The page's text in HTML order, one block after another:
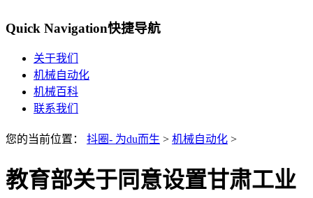
Quick Navigation快捷导航
关于我们
机械自动化
机械百科
联系我们
您的当前位置： 抖圈- 为du而生 > 机械自动化 >
教育部关于同意设置甘肃工业